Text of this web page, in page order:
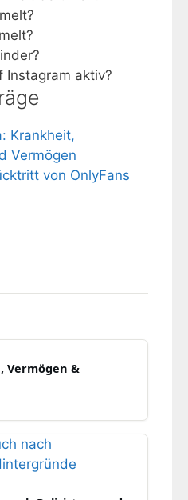
Instagram aktiv?
Krankheit,
Vermögen
von OnlyFans
Vermögen &